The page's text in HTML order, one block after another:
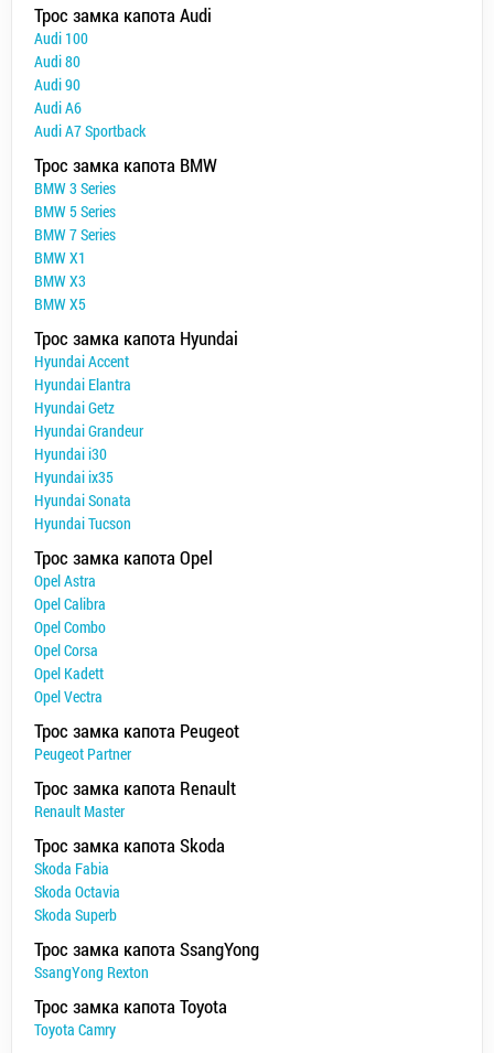
Трос замка капота Audi
Audi 100
Audi 80
Audi 90
Audi A6
Audi A7 Sportback
Трос замка капота BMW
BMW 3 Series
BMW 5 Series
BMW 7 Series
BMW X1
BMW X3
BMW X5
Трос замка капота Hyundai
Hyundai Accent
Hyundai Elantra
Hyundai Getz
Hyundai Grandeur
Hyundai i30
Hyundai ix35
Hyundai Sonata
Hyundai Tucson
Трос замка капота Opel
Opel Astra
Opel Calibra
Opel Combo
Opel Corsa
Opel Kadett
Opel Vectra
Трос замка капота Peugeot
Peugeot Partner
Трос замка капота Renault
Renault Master
Трос замка капота Skoda
Skoda Fabia
Skoda Octavia
Skoda Superb
Трос замка капота SsangYong
SsangYong Rexton
Трос замка капота Toyota
Toyota Camry